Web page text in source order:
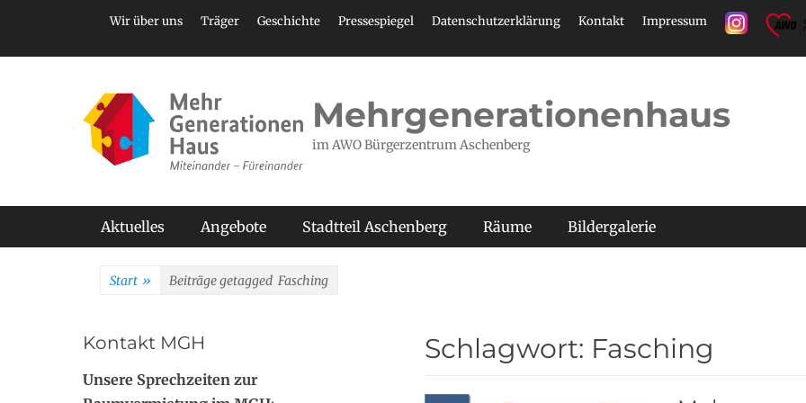
springen
Header Top Menu
Wir über uns Träger Geschichte Pressespiegel Datenschutzerklärung Kontakt Impressum
Mehrgenerationenhaus
im AWO Bürgerzentrum Aschenberg
Primäres Menü
Aktuelles Angebote Stadtteil Aschenberg Räume Bildergalerie
Start » Beiträge getagged Fasching
Schlagwort: Fasching
Kontakt MGH
Unsere Sprechzeiten zur